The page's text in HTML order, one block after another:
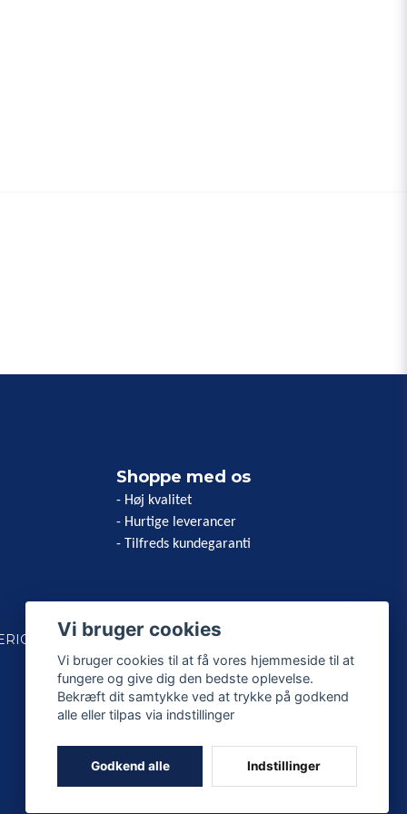
Shoppe med os
- Høj kvalitet
- Hurtige leverancer
- Tilfreds kundegaranti
Vi bruger cookies
Vi bruger cookies til at få vores hjemmeside til at
fungere og give dig den bedste oplevelse.
Bekræft dit samtykke ved at trykke på godkend
alle eller tilpas via indstillinger
Godkend alle Indstillinger